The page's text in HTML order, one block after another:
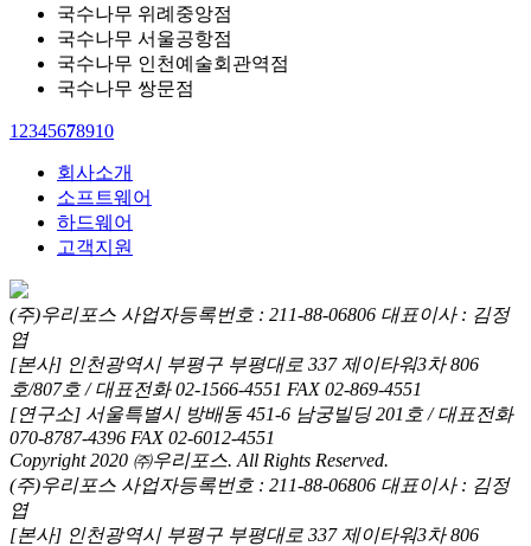
국수나무 위례중앙점
국수나무 서울공항점
국수나무 인천예술회관역점
국수나무 쌍문점
1 2345678910
회사소개
소프트웨어
하드웨어
고객지원
(주)우리포스 사업자등록번호 : 211-88-06806 대표이사 : 김정
엽
[본사] 인천광역시 부평구 부평대로 337 제이타워3차 806
호/807호 / 대표전화 02-1566-4551 FAX 02-869-4551
[연구소] 서울특별시 방배동 451-6 남궁빌딩 201호 / 대표전화
070-8787-4396 FAX 02-6012-4551
Copyright 2020 ㈜우리포스. All Rights Reserved.
(주)우리포스 사업자등록번호 : 211-88-06806 대표이사 : 김정
엽
[본사] 인천광역시 부평구 부평대로 337 제이타워3차 806